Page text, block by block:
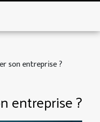
son entreprise ?
entreprise ?